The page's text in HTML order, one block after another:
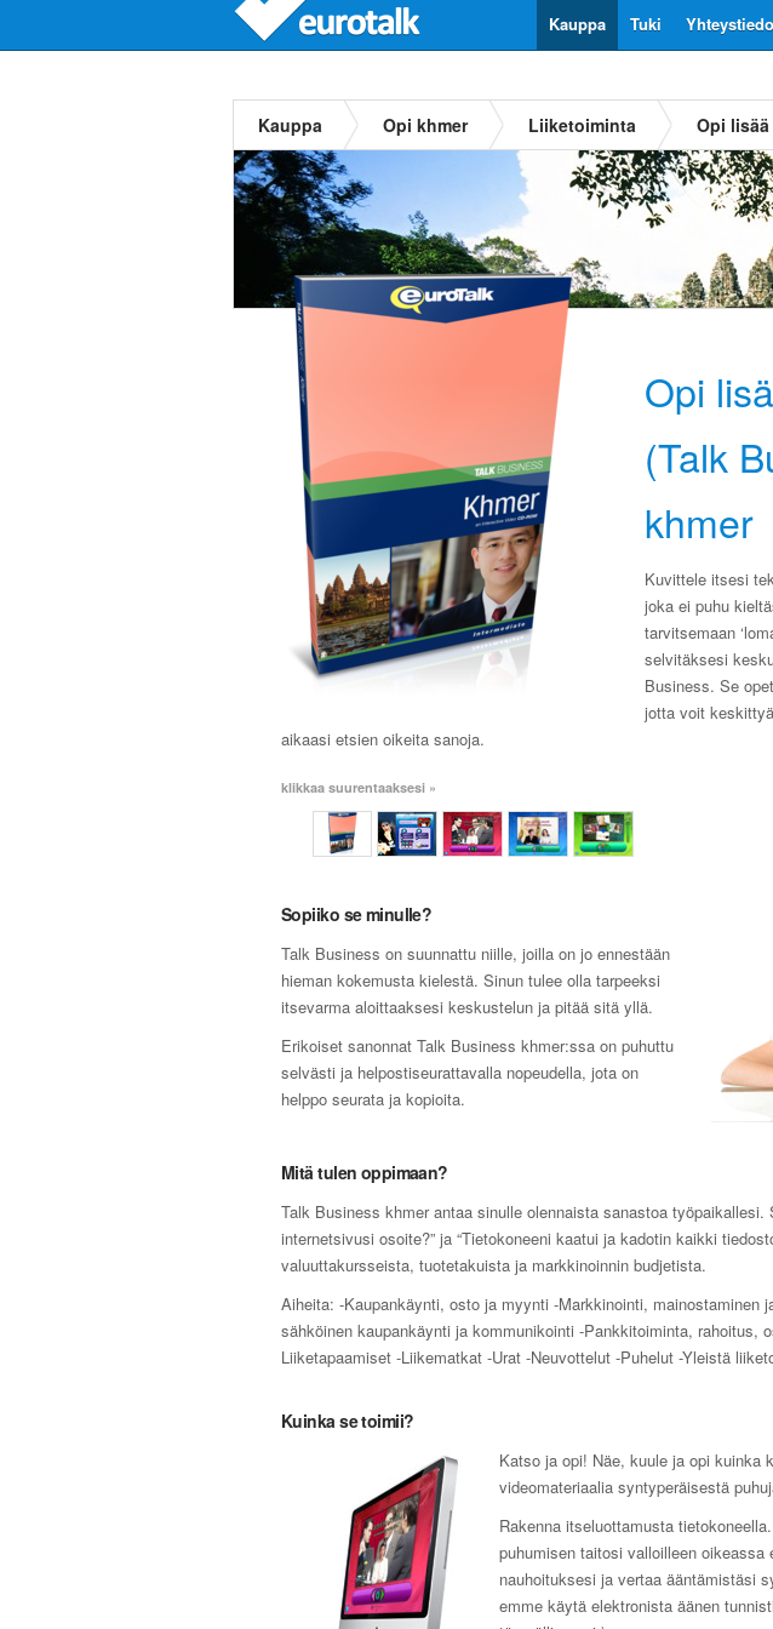
Tuki
Kauppa
Kauppa Opi khmer Liiketoiminta Opi
Opi
(Talk
khmer
Kuvittele itsesi
joka ei puhu
tarvitsemaan
selvitäksesi
Business. Se
jotta voit
aikaasi etsien oikeita sanoja.
klikkaa suurentaaksesi »
Sopiiko se minulle?
Talk Business on suunnattu niille, joilla on jo ennestään
hieman kokemusta kielestä. Sinun tulee olla tarpeeksi
itsevarma aloittaaksesi keskustelun ja pitää sitä yllä.
Erikoiset sanonnat Talk Business khmer:ssa on puhuttu
selvästi ja helpostiseurattavalla nopeudella, jota on
helppo seurata ja kopioita.
Mitä tulen oppimaan?
Talk Business khmer antaa sinulle olennaista sanastoa työpaikallesi.
internetsivusi osoite?” ja “Tietokoneeni kaatui ja kadotin kaikki
valuuttakursseista, tuotetakuista ja markkinoinnin budjetista.
Aiheita: -Kaupankäynti, osto ja myynti -Markkinointi, mainostaminen
sähköinen kaupankäynti ja kommunikointi -Pankkitoiminta, rahoitus,
Liiketapaamiset -Liikematkat -Urat -Neuvottelut -Puhelut -Yleistä
Kuinka se toimii?
Katso ja opi! Näe, kuule ja opi kuinka
videomateriaalia syntyperäisestä
Rakenna itseluottamusta
puhumisen taitosi valloilleen
nauhoituksesi ja vertaa ääntämistäsi
emme käytä elektronista äänen